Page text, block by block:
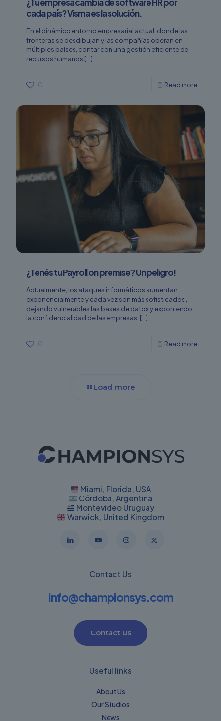
¿Tu empresa cambia de software HR por
cada país? Visma es la solución.
En el dinámico entorno empresarial actual, donde las
fronteras se desdibujan y las compañías operan en
múltiples países, contar con una gestión eficiente de
recursos humanos […]
0 Read more
¿Tenés tu Payroll on premise? Un peligro!
Actualmente, los ataques informáticos aumentan
exponencialmente y cada vez son más sofisticados ,
dejando vulnerables las bases de datos y exponiendo
la confidencialidad de las empresas. […]
0 Read more
Load more
Miami, Florida, USA
Córdoba, Argentina
Montevideo Uruguay
Warwick, United Kingdom
Contact Us
info@championsys.com
Contact us
Useful links
About Us
Our Studios
News